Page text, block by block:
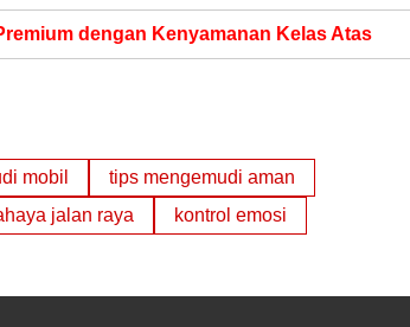
dengan Kenyamanan Kelas Atas
mobil
tips mengemudi aman
jalan raya
kontrol emosi